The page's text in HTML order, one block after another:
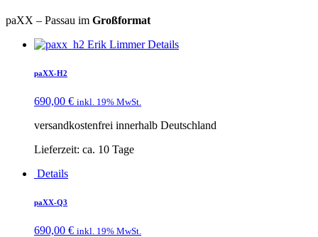
paXX – Passau im Großformat
Details
paXX-H2
690,00 € inkl. 19% MwSt.
versandkostenfrei innerhalb Deutschland
Lieferzeit: ca. 10 Tage
Details
paXX-Q3
690,00 € inkl. 19% MwSt.